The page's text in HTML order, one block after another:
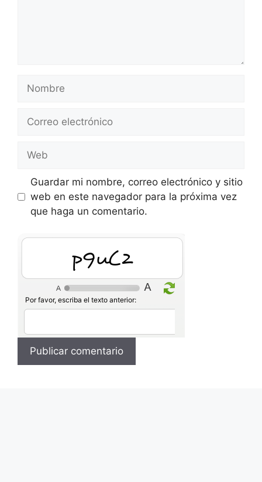
electrónico
Guardar mi nombre, correo electrónico y sitio
web en este navegador para la próxima vez
que haga un comentario.
xzSrN
Por favor, escriba el texto anterior: